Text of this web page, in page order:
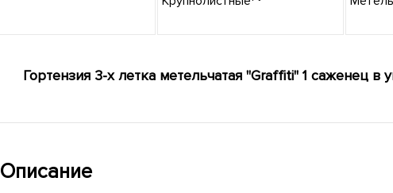
Гортензия 3-х летка метельчатая "Graffiti" 1 саженец в
Описание